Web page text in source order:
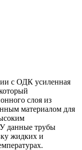
с ОДК усиленная
слоя из
материалом для
данные трубы
жидких и